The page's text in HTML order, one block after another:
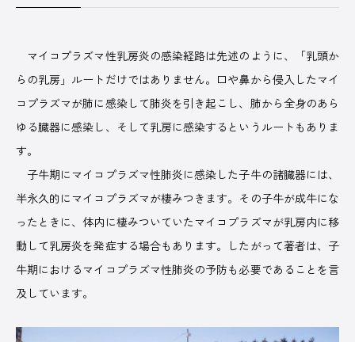
マイコプラズマ性乳房炎の感染経路は先述のように、「乳頭か
らの乳房」ルートだけではありません。口や鼻から侵入したマイ
コプラズマが肺に感染して肺炎を引き起こし、肺から全身のあら
ゆる臓器に感染し、そして乳房に感染するというルートもありま
す。
子牛期にマイコプラズマ性肺炎に感染した子牛の諸臓器には、
半永久的にマイコプラズマが棲みつきます。その子牛が成牛にな
ったときに、体内に棲みついていたマイコプラズマが乳房内に移
動して乳房炎を発症する場合もあります。したがって著者は、子
牛期におけるマイコプラズマ性肺炎の予防も必要であることを言
及しています。